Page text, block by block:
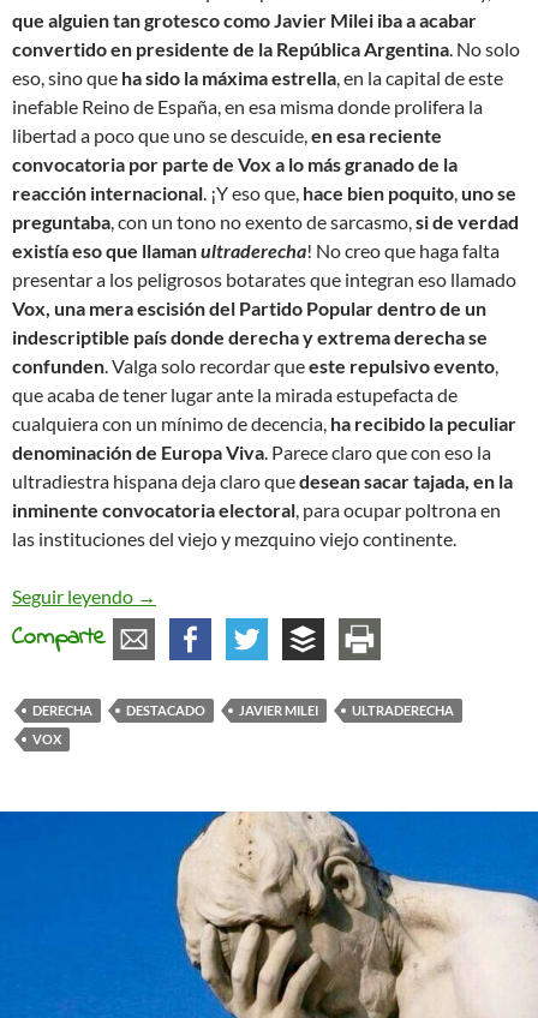
que alguien tan grotesco como Javier Milei iba a acabar
convertido en presidente de la República Argentina. No solo
eso, sino que ha sido la máxima estrella, en la capital de este
inefable Reino de España, en esa misma donde prolifera la
libertad a poco que uno se descuide,en esa reciente
convocatoria por parte de Vox a lo más granado de la
reacción internacional. ¡Y eso que, hace bien poquito,uno se
preguntaba, con un tono no exento de sarcasmo,si de verdad
existía eso que llamanultraderecha! No creo que haga falta
presentar a los peligrosos botarates que integran eso llamado
Vox, una mera escisión del Partido Popular dentro de un
indescriptible país donde derecha y extrema derecha se
confunden. Valga solo recordar queeste repulsivo evento,
que acaba de tener lugar ante la mirada estupefacta de
cualquiera con un mínimo de decencia, ha recibido la peculiar
denominación de Europa Viva. Parece claro que con eso la
ultradiestra hispana deja claro quedesean sacar tajada, en la
inminente convocatoria electoral, para ocupar poltrona en
las instituciones del viejo y mezquino viejo continente.
Seguir leyendo La internacional (ultra)derechista
→
Comparte
DERECHA DESTACADO JAVIER MILEI
ULTRADERECHA
VOX